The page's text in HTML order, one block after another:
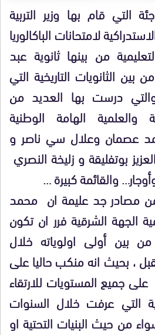
التي قام بها وزير التربية
لامتحانات الباكالوريا
من بينها ثانوية عبد
الثانويات التاريخية التي
درست بها العديد من
والعلمية الهامة الوطنية
عصمان وعلال سي ناصر و
بوتفليقة و زليخة النصري
والقائمة كبيرة …
مصادر جد عليمة ان محمد
الجهة الشرقية فرر ان تكون
بين أولى اولوياته خلال
، بحيث انه منكب حاليا على
جميع المستويات للارتقاء
التي عرفت خلال السنوات
من حيث البنيات التحتية او